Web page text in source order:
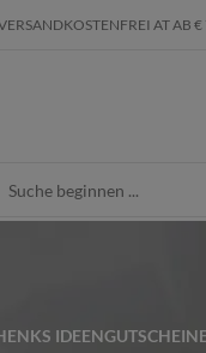
AT AB
IDEEN